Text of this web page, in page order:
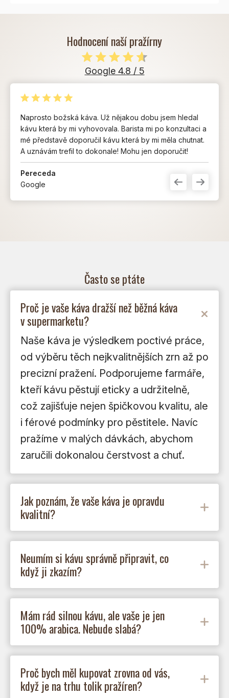
Hodnocení naší pražírny
Google 4.8 / 5
Naprosto božská káva. Už nějakou dobu jsem hledal
kávu která by mi vyhovovala. Barista mi po konzultaci a
mé představě doporučil kávu která by mi měla chutnat.
A uznávám trefil to dokonale! Mohu jen doporučit!
Pereceda
Google
Často se ptáte
Proč je vaše káva dražší než běžná káva
v supermarketu?
Naše káva je výsledkem poctivé práce,
od výběru těch nejkvalitnějších zrn až po
precizní pražení. Podporujeme farmáře,
kteří kávu pěstují eticky a udržitelně,
což zajišťuje nejen špičkovou kvalitu, ale
i férové podmínky pro pěstitele. Navíc
pražíme v malých dávkách, abychom
zaručili dokonalou čerstvost a chuť.
Jak poznám, že vaše káva je opravdu
kvalitní?
Neumím si kávu správně připravit, co
když ji zkazím?
Mám rád silnou kávu, ale vaše je jen
100% arabica. Nebude slabá?
Proč bych měl kupovat zrovna od vás,
když je na trhu tolik pražíren?